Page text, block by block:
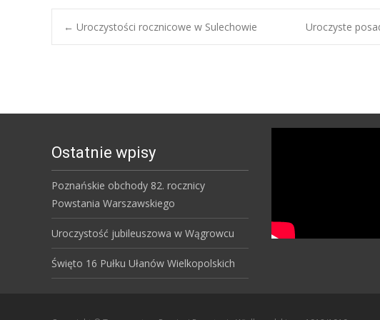
Post
← Uroczystości rocznicowe w Sulechowie Uroczyste
Ostatnie wpisy
Poznańskie obchody 82. rocznicy
Powstania Warszawskiego
Uroczystość jubileuszowa w Wągrowcu
Święto 16 Pułku Ułanów Wielkopolskich